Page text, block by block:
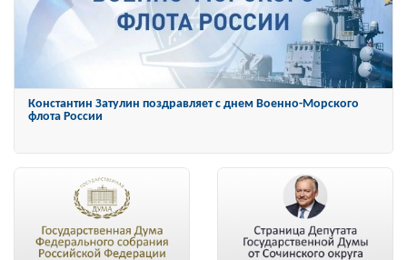
Константин Затулин награжден Орденом «За заслуги перед
Отечеством» IV степени